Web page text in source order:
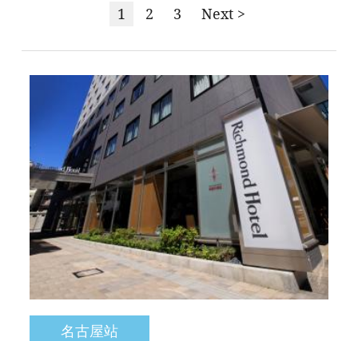
1 2 3 Next >
名古屋站